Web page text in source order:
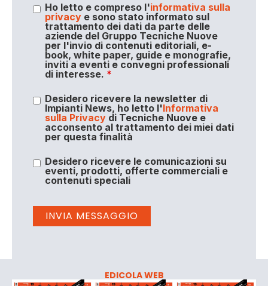
Ho letto e compreso l'informativa sulla
privacye sono stato informato sul
trattamento dei dati da parte delle
aziende del Gruppo Tecniche Nuove
per l'invio di contenuti editoriali, e-
book, white paper, guide e monografie,
inviti a eventi e convegni professionali
di interesse. *
Desidero ricevere la newsletter di
Impianti News, ho letto l'Informativa
sulla Privacydi Tecniche Nuove e
acconsento al trattamento dei miei dati
per questa finalità
Desidero ricevere le comunicazioni su
eventi, prodotti, offerte commerciali e
contenuti speciali
EDICOLA WEB